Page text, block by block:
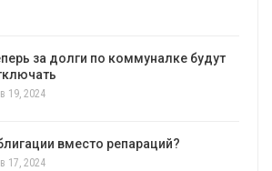
за долги по коммуналке будут
19, 2024
вместо репараций?
17, 2024